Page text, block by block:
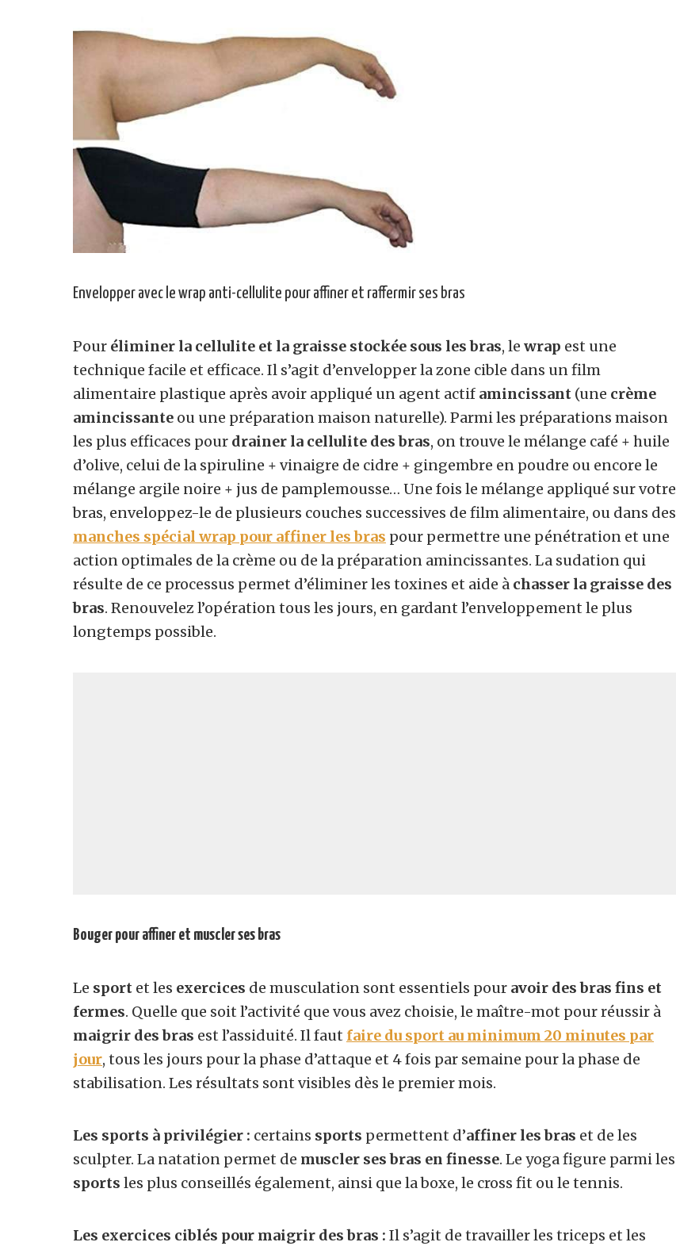
Envelopper avec le wrap anti-cellulite pour affiner et raffermir ses bras
Pour éliminer la cellulite et la graisse stockée sous les bras, le wrap est une
technique facile et efficace. Il s’agit d’envelopper la zone cible dans un film
alimentaire plastique après avoir appliqué un agent actif amincissant (une crème
amincissante ou une préparation maison naturelle). Parmi les préparations maison
les plus efficaces pour drainer la cellulite des bras, on trouve le mélange café + huile
d’olive, celui de la spiruline + vinaigre de cidre + gingembre en poudre ou encore le
mélange argile noire + jus de pamplemousse… Une fois le mélange appliqué sur votre
bras, enveloppez-le de plusieurs couches successives de film alimentaire, ou dans des
manches spécial wrap pour affiner les bras pour permettre une pénétration et une
action optimales de la crème ou de la préparation amincissantes. La sudation qui
résulte de ce processus permet d’éliminer les toxines et aide à chasser la graisse des
bras. Renouvelez l’opération tous les jours, en gardant l’enveloppement le plus
longtemps possible.
Bouger pour affiner et muscler ses bras
Le sport et les exercices de musculation sont essentiels pour avoir des bras fins et
fermes. Quelle que soit l’activité que vous avez choisie, le maître-mot pour réussir à
maigrir des bras est l’assiduité. Il faut faire du sport au minimum 20 minutes par
jour, tous les jours pour la phase d’attaque et 4 fois par semaine pour la phase de
stabilisation. Les résultats sont visibles dès le premier mois.
Les sports à privilégier : certains sports permettent d’affiner les bras et de les
sculpter. La natation permet de muscler ses bras en finesse. Le yoga figure parmi les
sports les plus conseillés également, ainsi que la boxe, le cross fit ou le tennis.
Les exercices ciblés pour maigrir des bras : Il s’agit de travailler les triceps et les